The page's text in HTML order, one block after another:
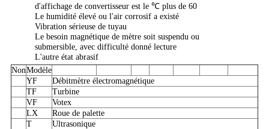
d'affichage de convertisseur est le ℃ plus de 60
Le humidité élevé ou l'air corrosif a existé
Vibration sérieuse de tuyau
Le besoin magnétique de mètre soit suspendu ou
submersible, avec difficulté donné lecture
L'autre état abrasif
NonModèle
YF
Débitmètre électromagnétique
TF
Turbine
VF
Votex
LX
Roue de palette
T
Ultrasonique